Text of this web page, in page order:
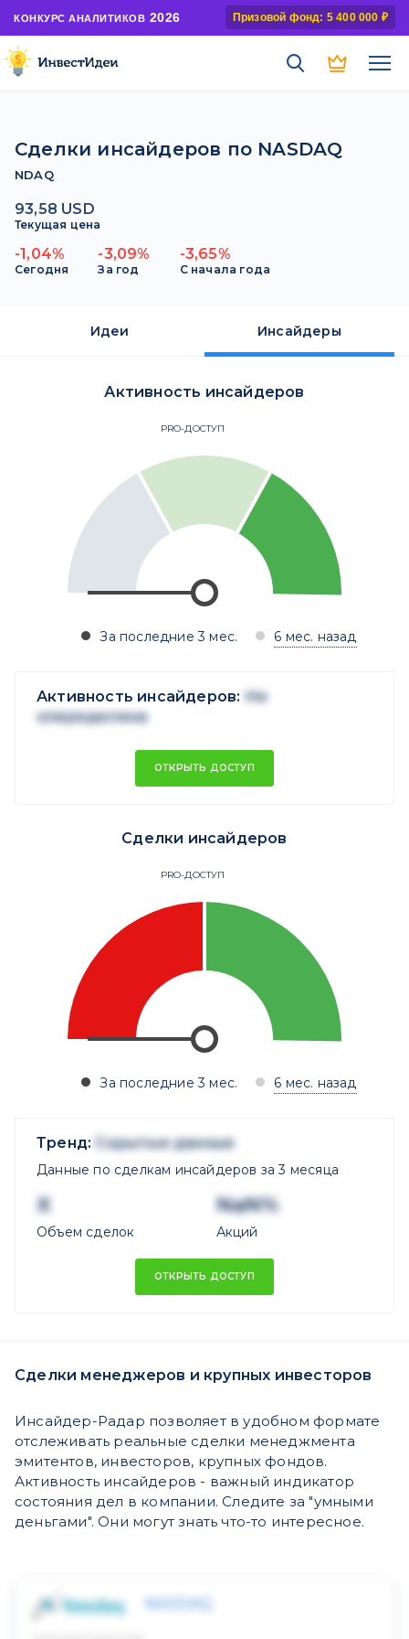
КОНКУРС АНАЛИТИКОВ 2026 Призовой фонд: 5 400 000 ₽
Сделки инсайдеров по NASDAQ
NDAQ
93,58 USD
Текущая цена
-1,04%
Сегодня
-3,09%
За год
-3,65%
С начала года
Идеи Инсайдеры
Активность инсайдеров
PRO-ДОСТУП
За последние 3 мес. 6 мес. назад
Активность инсайдеров: Не
опеределена
ОТКРЫТЬ ДОСТУП
Сделки инсайдеров
PRO-ДОСТУП
За последние 3 мес. 6 мес. назад
Тренд: Скрытые данные
Данные по сделкам инсайдеров за 3 месяца
X
Объем сделок
NaN%
Акций
ОТКРЫТЬ ДОСТУП
Сделки менеджеров и крупных инвесторов
Инсайдер-Радар позволяет в удобном формате
отслеживать реальные сделки менеджмента
эмитентов, инвесторов, крупных фондов.
Активность инсайдеров - важный индикатор
состояния дел в компании. Следите за "умными
деньгами". Они могут знать что-то интересное.